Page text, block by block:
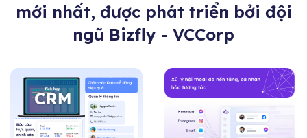
mới nhất, được phát triển bởi đội
ngũ Bizfly - VCCorp